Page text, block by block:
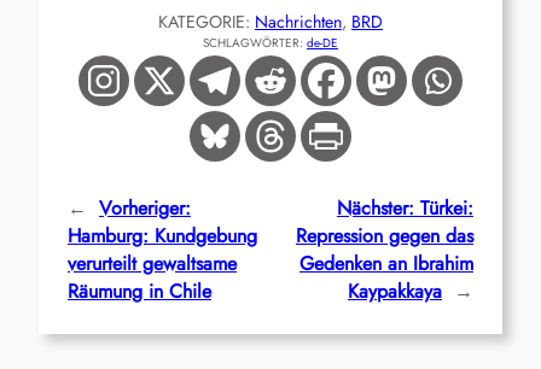
KATEGORIE: Nachrichten, BRD
SCHLAGWÖRTER: de-DE
← Vorheriger:
Hamburg: Kundgebung
verurteilt gewaltsame
Räumung in Chile
Nächster: Türkei:
Repression gegen das
Gedenken an Ibrahim
Kaypakkaya →